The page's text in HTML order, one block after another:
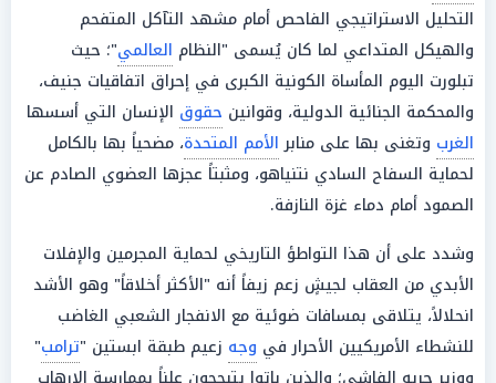
التحليل الاستراتيجي الفاحص أمام مشهد التآكل المتفحم
والهيكل المتداعي لما كان يُسمى "النظام العالمي"؛ حيث
تبلورت اليوم المأساة الكونية الكبرى في إحراق اتفاقيات جنيف،
والمحكمة الجنائية الدولية، وقوانين حقوق الإنسان التي أسسها
الغرب وتغنى بها على منابرالأمم المتحدة، مضحياً بها بالكامل
لحماية السفاح السادي نتنياهو، ومثبتاً عجزها العضوي الصادم عن
الصمود أمام دماء غزة النازفة.
وشدد على أن هذا التواطؤ التاريخي لحماية المجرمين والإفلات
الأبدي من العقاب لجيشٍ زعم زيفاً أنه "الأكثر أخلاقاً" وهو الأشد
انحلالاً، يتلاقى بمسافات ضوئية مع الانفجار الشعبي الغاضب
للنشطاء الأمريكيين الأحرار في وجه زعيم طبقة ابستين "ترامب"